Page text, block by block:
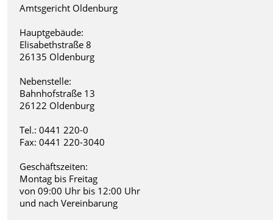
Amtsgericht Oldenburg
Hauptgebäude:
Elisabethstraße 8
26135 Oldenburg
Nebenstelle:
Bahnhofstraße 13
26122 Oldenburg
Tel.: 0441 220-0
Fax: 0441 220-3040
Geschäftszeiten:
Montag bis Freitag
von 09:00 Uhr bis 12:00 Uhr
und nach Vereinbarung